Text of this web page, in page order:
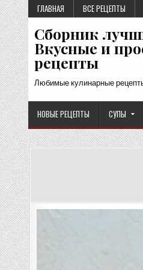
Перейти
к
содержимому
ГЛАВНАЯ ВСЕ РЕЦЕПТЫ
Сборник
Вкусные и
рецепты
Любимые кулинарные
НОВЫЕ РЕЦЕПТЫ СУПЫ